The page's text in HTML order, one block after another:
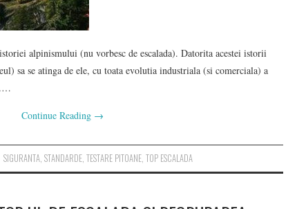
alpinismului (nu vorbesc de escalada). Datorita acestei istorii
sa se atinga de ele, cu toata evolutia industriala (si comerciala) a
Continue Reading →
SIGURANTA ,STANDARDE ,TESTARE PITOANE ,TOP ESCALADA